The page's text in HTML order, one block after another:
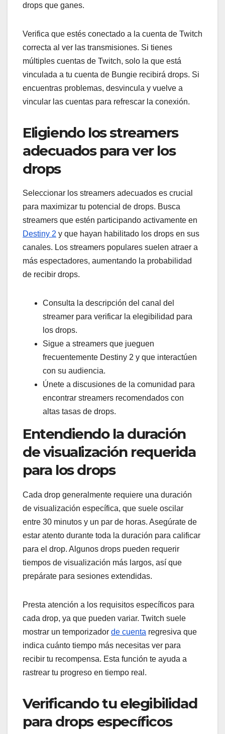
drops que ganes.
Verifica que estés conectado a la cuenta de Twitch
correcta al ver las transmisiones. Si tienes
múltiples cuentas de Twitch, solo la que está
vinculada a tu cuenta de Bungie recibirá drops. Si
encuentras problemas, desvincula y vuelve a
vincular las cuentas para refrescar la conexión.
Eligiendo los streamers
adecuados para ver los
drops
Seleccionar los streamers adecuados es crucial
para maximizar tu potencial de drops. Busca
streamers que estén participando activamente en
Destiny 2 y que hayan habilitado los drops en sus
canales. Los streamers populares suelen atraer a
más espectadores, aumentando la probabilidad
de recibir drops.
Consulta la descripción del canal del
streamer para verificar la elegibilidad para
los drops.
Sigue a streamers que jueguen
frecuentemente Destiny 2 y que interactúen
con su audiencia.
Únete a discusiones de la comunidad para
encontrar streamers recomendados con
altas tasas de drops.
Entendiendo la duración
de visualización requerida
para los drops
Cada drop generalmente requiere una duración
de visualización específica, que suele oscilar
entre 30 minutos y un par de horas. Asegúrate de
estar atento durante toda la duración para calificar
para el drop. Algunos drops pueden requerir
tiempos de visualización más largos, así que
prepárate para sesiones extendidas.
Presta atención a los requisitos específicos para
cada drop, ya que pueden variar. Twitch suele
mostrar un temporizador de cuenta regresiva que
indica cuánto tiempo más necesitas ver para
recibir tu recompensa. Esta función te ayuda a
rastrear tu progreso en tiempo real.
Verificando tu elegibilidad
para drops específicos